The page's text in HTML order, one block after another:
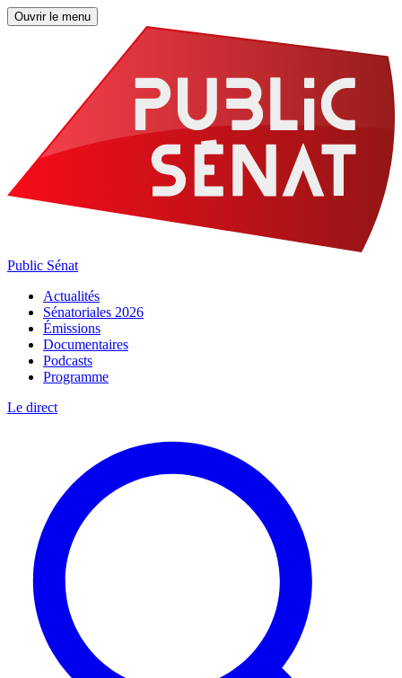
Ouvrir le menu
Public Sénat
Actualités
Sénatoriales 2026
Émissions
Documentaires
Podcasts
Programme
Le direct